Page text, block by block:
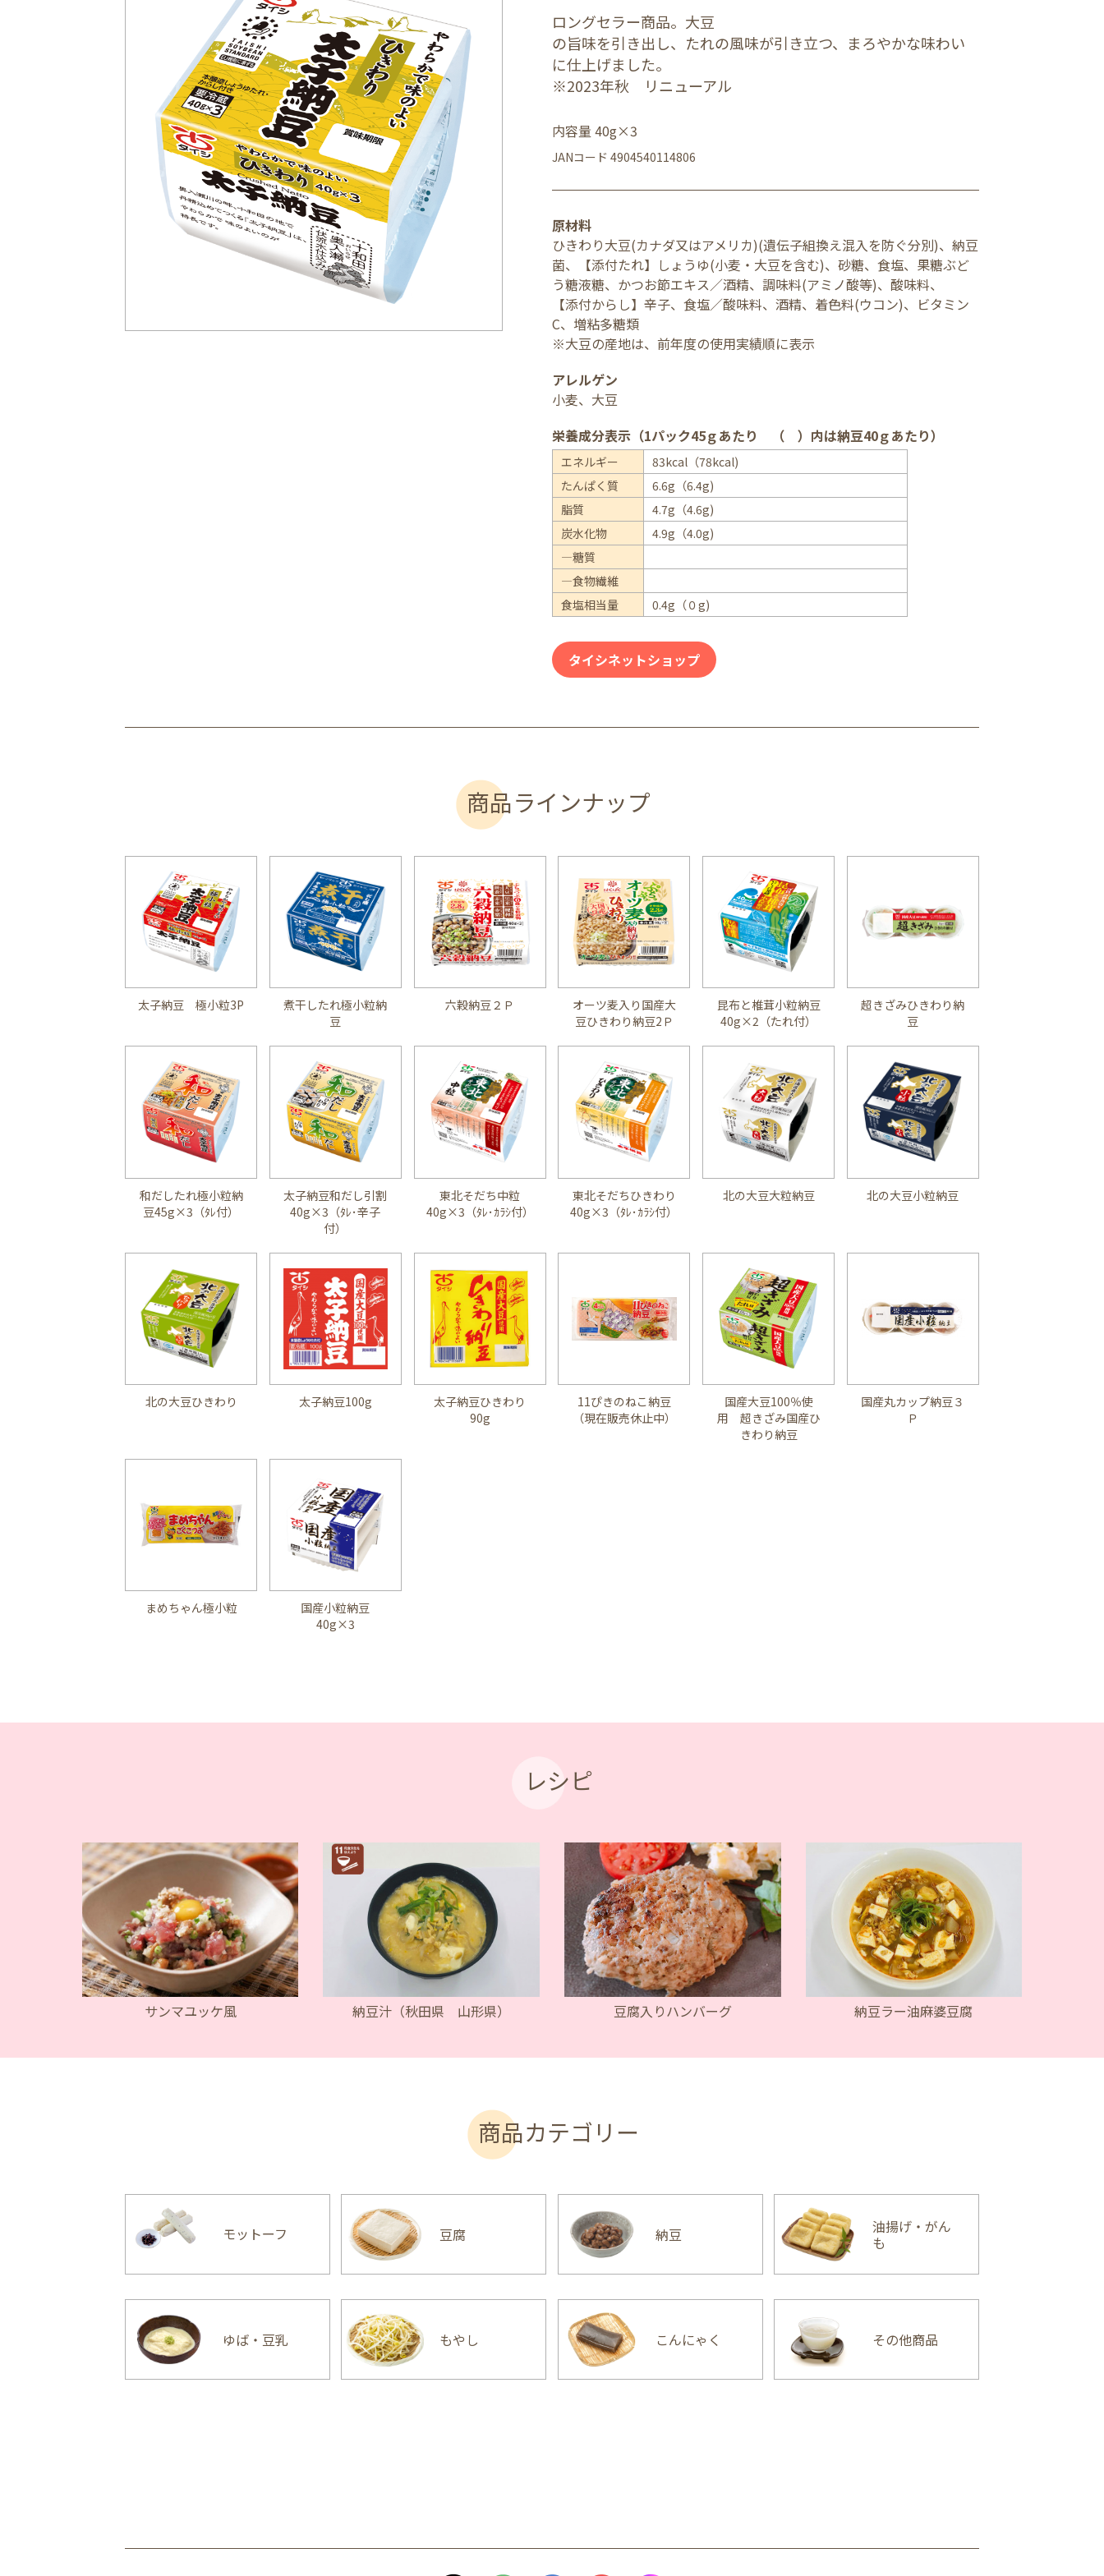
ロングセラー商品。大豆
の旨味を引き出し、たれの風味が引き立つ、まろやかな味わい
に仕上げました。
※2023年秋 リニューアル
内容量 40g×3
JANコード 4904540114806
原材料
ひきわり大豆(カナダ又はアメリカ)(遺伝子組換え混入を防ぐ分別)、納豆
菌、【添付たれ】しょうゆ(小麦・大豆を含む)、砂糖、食塩、果糖ぶど
う糖液糖、かつお節エキス／酒精、調味料(アミノ酸等)、酸味料、
【添付からし】辛子、食塩／酸味料、酒精、着色料(ウコン)、ビタミン
C、増粘多糖類
※大豆の産地は、前年度の使用実績順に表示
アレルゲン
小麦、大豆
栄養成分表示（1パック45ｇあたり （ ）内は納豆40ｇあたり）
エネルギー
83kcal（78kcal)
たんぱく質
6.6g（6.4g)
脂質
4.7g（4.6g)
炭水化物
4.9g（4.0g)
―糖質
―食物繊維
食塩相当量
0.4g（０g)
タイシネットショップ
商品ラインナップ
太子納豆 極小粒3P
煮干したれ極小粒納
豆
六穀納豆２Ｐ
オーツ麦入り国産大
豆ひきわり納豆2Ｐ
昆布と椎茸小粒納豆
40g×2（たれ付）
超きざみひきわり納
豆
和だしたれ極小粒納
豆45g×3（ﾀﾚ付）
太子納豆和だし引割
40g×3（ﾀﾚ･辛子
付）
東北そだち中粒
40g×3（ﾀﾚ･ｶﾗｼ付）
東北そだちひきわり
40g×3（ﾀﾚ･ｶﾗｼ付）
北の大豆大粒納豆 北の大豆小粒納豆
北の大豆ひきわり 太子納豆100g
太子納豆ひきわり
90g
11ぴきのねこ納豆
（現在販売休止中）
国産大豆100％使
用 超きざみ国産ひ
きわり納豆
国産丸カップ納豆３
Ｐ
まめちゃん極小粒
国産小粒納豆
40g×3
レシピ
サンマユッケ風 納豆汁（秋田県 山形県） 豆腐入りハンバーグ 納豆ラー油麻婆豆腐
商品カテゴリー
モットーフ 豆腐 納豆
油揚げ・がん
も
ゆば・豆乳 もやし こんにゃく その他商品